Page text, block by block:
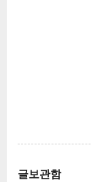
글보관함